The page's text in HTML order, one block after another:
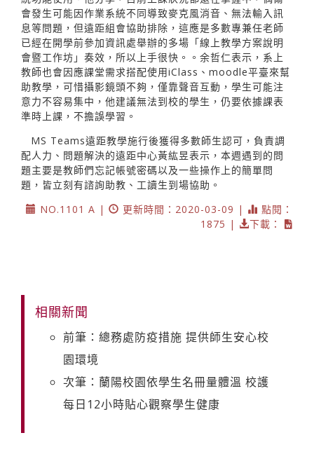
會發生可能因作業系統不同導致麥克風消音、無法輸入訊
息等問題，但遠距組會協助排除，這應是多數專兼任老師
已經在開學前參加資訊處舉辦的多場「線上教學方案說明
會暨工作坊」奏效，所以上手很快。。余哲仁表示，系上
教師也會因應課堂需求搭配使用iClass、moodle平臺來幫
助教學，可惜攝影鏡頭不夠，僅靠聲音互動，學生可能注
意力不容易集中，他建議無法到校的學生，仍要依據課表
準時上課，不擔誤學習。
MS Teams遠距教學施行後獲得多數師生認可，負責調
配人力、問題解決的遠距中心黃紘昱表示，本週遇到的問
題主要是教師們忘記帳號密碼以及一些操作上的簡單問
題，皆立刻有諮詢助教、工讀生到場協助。
NO.1101 A |
更新時間：2020-03-09 |
點閱：
1875 |
下載：
相關新聞
前筆：總務處防疫措施 提供師生安心校
園環境
次筆：蘭陽校園依學生名冊量體溫 校護
每日12小時貼心觀察學生健康